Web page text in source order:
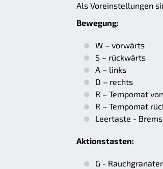
Als Voreinstellungen
Bewegung:
W – vorwärts
S – rückwärts
A – links
D – rechts
R – Tempomat
R – Tempomat
Leertaste -
Aktionstasten:
G -